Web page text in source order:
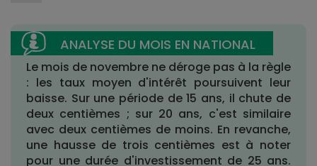
Le mois de novembre ne déroge pas à la règle
: les taux moyen d'intérêt poursuivent leur
baisse. Sur une période de 15 ans, il chute de
deux centièmes ; sur 20 ans, c'est similaire
avec deux centièmes de moins. En revanche,
une hausse de trois centièmes est à noter
pour une durée d'investissement de 25 ans.